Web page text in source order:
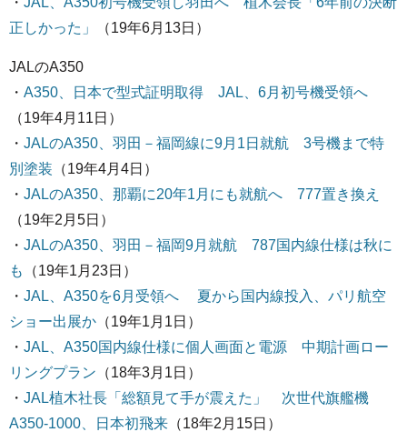
正しかった」
（19年6月13日）
JALのA350
・ A350、日本で型式証明取得 JAL、6月初号機受領へ
（19年4月11日）
・ JALのA350、羽田－福岡線に9月1日就航 3号機まで特
別塗装 （19年4月4日）
・ JALのA350、那覇に20年1月にも就航へ 777置き換え
（19年2月5日）
・ JALのA350、羽田－福岡9月就航 787国内線仕様は秋に
も
（19年1月23日）
・ JAL、A350を6月受領へ 夏から国内線投入、パリ航空
ショー出展か （19年1月1日）
・ JAL、A350国内線仕様に個人画面と電源 中期計画ロー
リングプラン （18年3月1日）
・ JAL植木社長「総額見て手が震えた」 次世代旗艦機
A350-1000、日本初飛来 （18年2月15日）